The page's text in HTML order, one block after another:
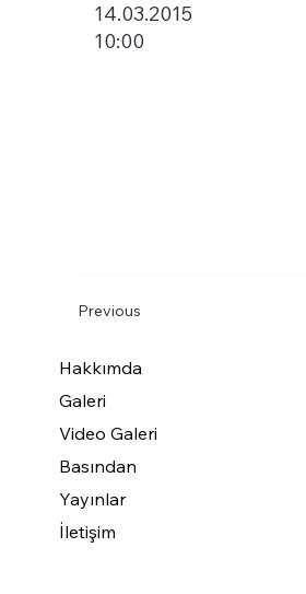
14.03.2015
10:00
Previous
Hakkımda
Galeri
Video Galeri
Basından
Yayınlar
İletişim